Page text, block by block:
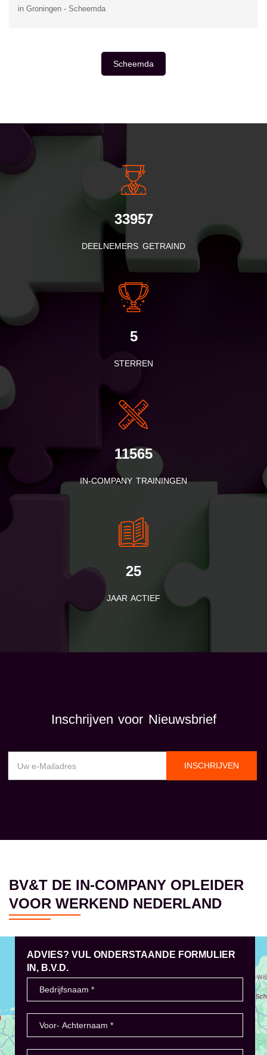
in Groningen - Scheemda
Scheemda
INSIDE INFORMATIE
33957
DEELNEMERS GETRAIND
5
STERREN
11565
IN-COMPANY TRAININGEN
25
JAAR ACTIEF
Inschrijven voor Nieuwsbrief
INSCHRIJVEN
BV&T DE IN-COMPANY OPLEIDER
VOOR WERKEND NEDERLAND
ADVIES? VUL ONDERSTAANDE FORMULIER
IN, B.V.D.